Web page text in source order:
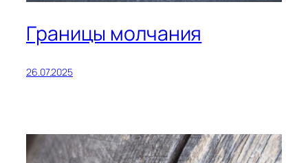
Границы молчания
26.07.2025